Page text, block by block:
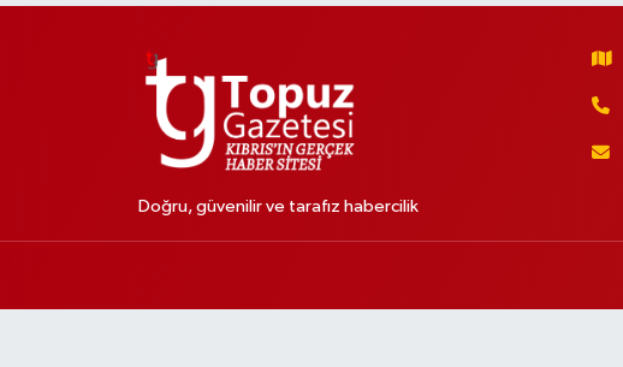
Doğru, güvenilir ve tarafız habercilik